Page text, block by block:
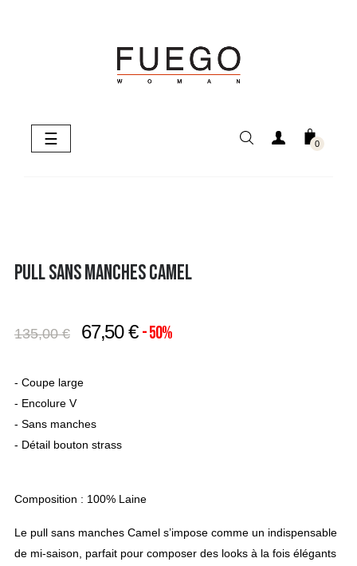
Basculer
la
☰ 0
PULL SANS MANCHES CAMEL
135,00 € 67,50 € - 50%
- Coupe large
- Encolure V
- Sans manches
- Détail bouton strass
Composition : 100% Laine
Le pull sans manches Camel s’impose comme un indispensable
de mi-saison, parfait pour composer des looks à la fois élégants